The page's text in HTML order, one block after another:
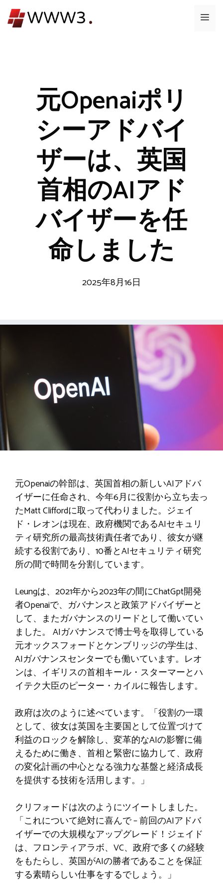
ン
メ
元Openaiポリ
シーアドバイ
ザーは、英国
首相のAIアド
バイザーを任
命しました
2025年8月16日
元Openaiの幹部は、英国首相の新しいAIアドバ
イザーに任命され、今年6月に役割から立ち去っ
たMatt Cliffordに取って代わりました。ジェイ
ド・レオンは現在、政府機関であるAIセキュリ
ティ研究所の最高技術責任者であり、彼女が継
続する役割であり、10番とAIセキュリティ研究
所の間で時間を分割しています。
Leungは、2021年から2023年の間にChatGpt開発
者Openaiで、ガバナンスと政策アドバイザーと
して、またガバナンスのリードとして働いてい
ました。 AIガバナンスで博士号を取得している
元オックスフォードとケンブリッジの学生は、
AIガバナンスセンターでも働いています。レオ
ンは、イギリスの首相キール・スターマーとハ
イテク大臣のピーター・カイルに報告します。
政府は次のように述べています。「役割の一環
として、彼女は英国を主要国として位置づけて
利益のロックを解除し、変革的なAIの影響に備
えるために働き、首相と緊密に協力して、政府
の変化計画の中心となる強力な基盤と経済成長
を提供する技術を活用します。」
クリフォードは次のようにツイートしました。
「これについて絶対に喜んで – 前回のAIアドバ
イザーでの大規模なアップグレード！ジェイド
は、フロンティアラボ、VC、政府で多くの経験
をもたらし、英国がAIの勝者であることを保証
する素晴らしい仕事をするでしょう。」